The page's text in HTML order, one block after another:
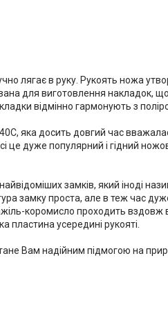
лягає в руку. Рукоять ножа
для виготовлення накладок,
відмінно гармонують з
яка досить довгий час
це дуже популярний і гідний
замків, який іноді
замку проста, але в теж час
коромисло проходить вздовж
пластина усередині рукояті.
Вам надійним підмогою на